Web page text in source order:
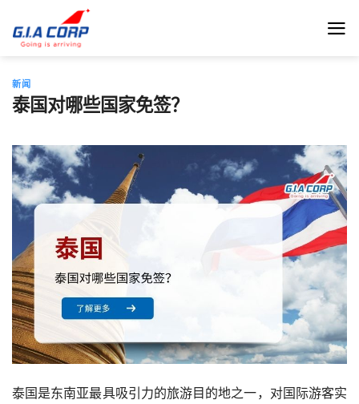
新闻
泰国对哪些国家免签？
泰国是东南亚最具吸引力的旅游目的地之一，对国际游客实